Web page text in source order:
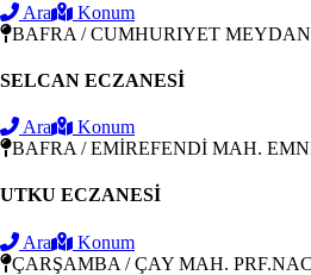
Ara
Konum
BAFRA / CUMHURIYET
SELCAN ECZANESİ
Ara
Konum
BAFRA / EMİREFENDİ MAH.
UTKU ECZANESİ
Ara
Konum
ÇARŞAMBA / ÇAY MAH.